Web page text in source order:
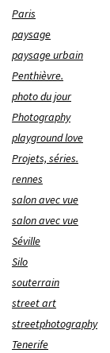
Paris
paysage
paysage urbain
Penthièvre.
photo du jour
Photography
playground love
Projets, séries.
rennes
salon avec vue
salon avec vue
Séville
Silo
souterrain
street art
streetphotography
Tenerife